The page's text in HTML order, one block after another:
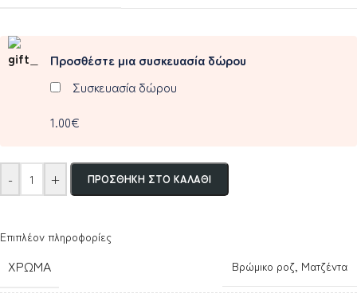
Προσθέστε μια συσκευασία δώρου
Συσκευασία δώρου
1.00€
- + ΠΡΟΣΘΉΚΗ ΣΤΟ ΚΑΛΆΘΙ
Επιπλέον πληροφορίες
ΧΡΏΜΑ Βρώμικο ροζ, Ματζέντα